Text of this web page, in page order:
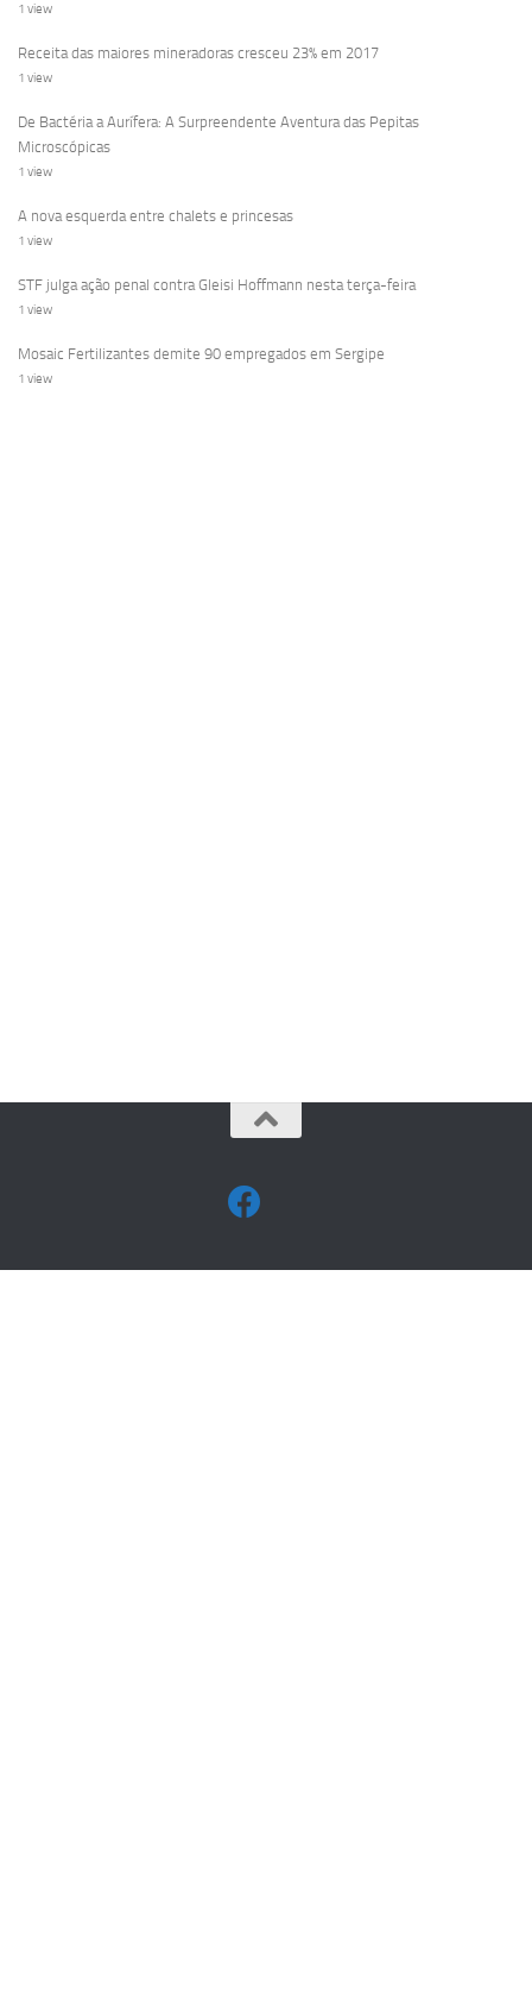
1 view
Receita das maiores mineradoras cresceu 23% em 2017
1 view
De Bactéria a Aurífera: A Surpreendente Aventura das Pepitas
Microscópicas
1 view
A nova esquerda entre chalets e princesas
1 view
STF julga ação penal contra Gleisi Hoffmann nesta terça-feira
1 view
Mosaic Fertilizantes demite 90 empregados em Sergipe
1 view